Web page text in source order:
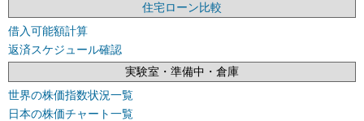
住宅ローン比較
借入可能額計算
返済スケジュール確認
実験室・準備中・倉庫
世界の株価指数状況一覧
日本の株価チャート一覧